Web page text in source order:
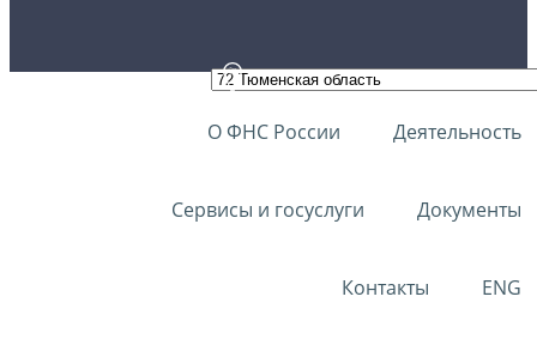
О ФНС России Деятельность
Сервисы и госуслуги Документы
Контакты ENG